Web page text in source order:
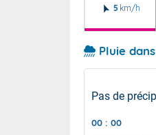
5 km/h
Pluie
Pas de
00 : 00